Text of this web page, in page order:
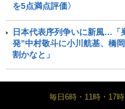
を5点満点評価〉
日本代表序列争いに新風…「
発”中村敬斗に小川航基、橋
割かなと」
毎日6時・11時・17